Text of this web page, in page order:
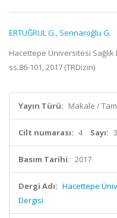
ERTUĞRUL G., Sennaroğlu G.
Hacettepe Üniversitesi
ss.86-101, 2017 (TRDizin)
Yayın Türü: Makale /
Cilt numarası: 4 Sayı: 3
Basım Tarihi: 2017
Dergi Adı: Hacettepe
Dergisi